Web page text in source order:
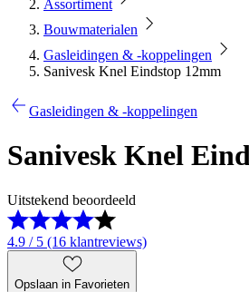
Assortiment
Bouwmaterialen
Gasleidingen & -koppelingen
Sanivesk Knel Eindstop 12mm
Gasleidingen & -koppelingen
Sanivesk Knel
Uitstekend beoordeeld
4.9 / 5 (16 klantreviews)
Opslaan in Favorieten